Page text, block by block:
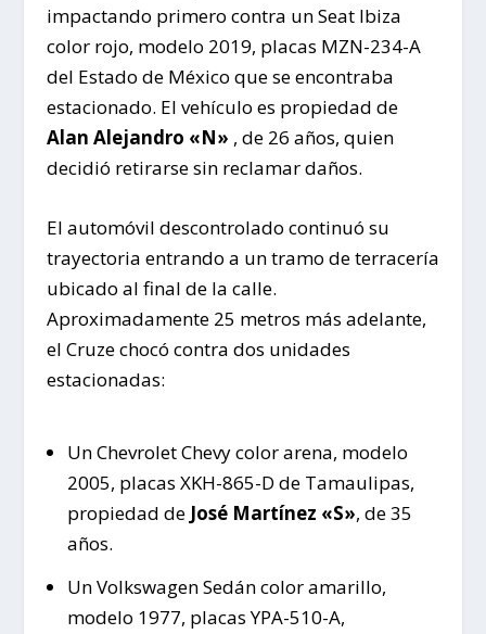
impactando primero contra un Seat Ibiza
color rojo, modelo 2019, placas MZN-234-A
del Estado de México que se encontraba
estacionado. El vehículo es propiedad de
Alan Alejandro «N» , de 26 años, quien
decidió retirarse sin reclamar daños.
El automóvil descontrolado continuó su
trayectoria entrando a un tramo de terracería
ubicado al final de la calle.
Aproximadamente 25 metros más adelante,
el Cruze chocó contra dos unidades
estacionadas:
Un Chevrolet Chevy color arena, modelo
2005, placas XKH-865-D de Tamaulipas,
propiedad de José Martínez «S», de 35
años.
Un Volkswagen Sedán color amarillo,
modelo 1977, placas YPA-510-A,